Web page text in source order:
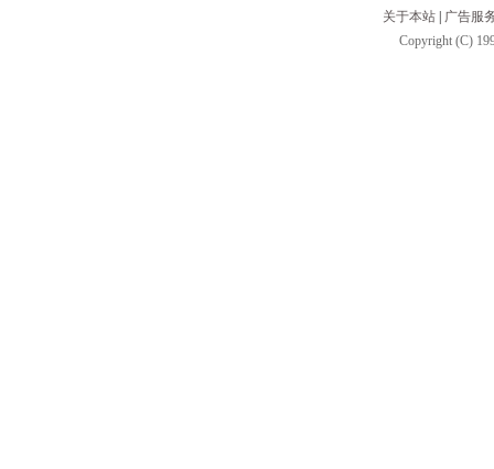
关于本站
广告服
Copyright (C)